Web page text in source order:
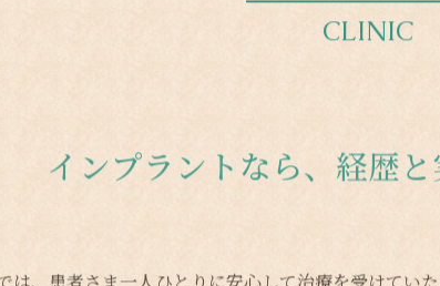
CLINIC
インプラントなら、経歴
は、患者さま一人ひとりに安心して治療を受けてい